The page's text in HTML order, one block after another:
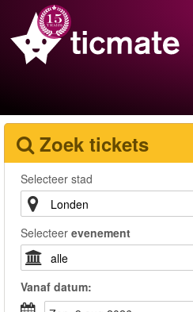
Zoek tickets
Selecteer stad
Selecteer evenement
Vanaf datum: